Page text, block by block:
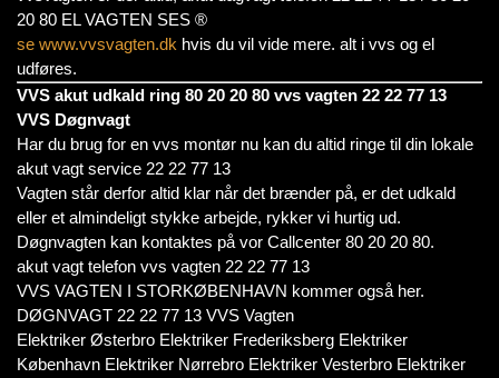
20 80 EL VAGTEN SES ®
se www.vvsvagten.dk hvis du vil vide mere. alt i vvs og el
udføres.
VVS akut udkald ring 80 20 20 80 vvs vagten 22 22 77 13
VVS Døgnvagt
Har du brug for en vvs montør nu kan du altid ringe til din lokale
akut vagt service 22 22 77 13
Vagten står derfor altid klar når det brænder på, er det udkald
eller et almindeligt stykke arbejde, rykker vi hurtig ud.
Døgnvagten kan kontaktes på vor Callcenter 80 20 20 80.
akut vagt telefon vvs vagten 22 22 77 13
VVS VAGTEN I STORKØBENHAVN kommer også her.
DØGNVAGT 22 22 77 13 VVS Vagten
Elektriker Østerbro Elektriker Frederiksberg Elektriker
København Elektriker Nørrebro Elektriker Vesterbro Elektriker